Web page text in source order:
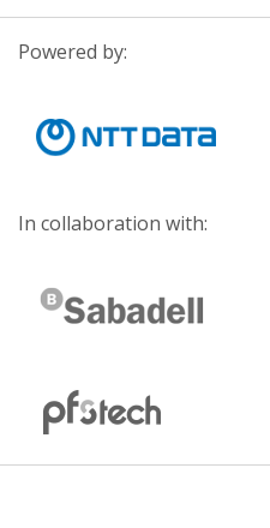
Powered by:
In collaboration with: